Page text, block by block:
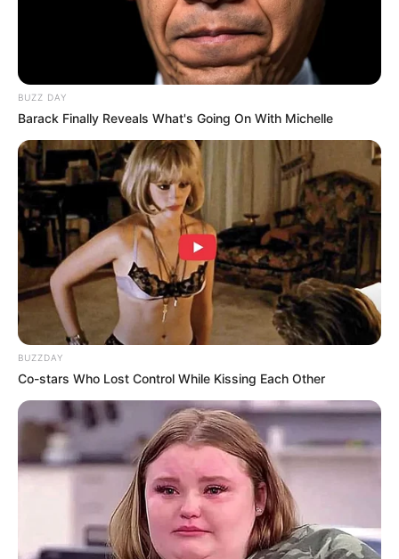
Rating
Pemain
Akting
Musik
BUZZ DAY
Barack Finally Reveals What's Going On With Michelle
BUZZDAY
Co-stars Who Lost Control While Kissing Each Other